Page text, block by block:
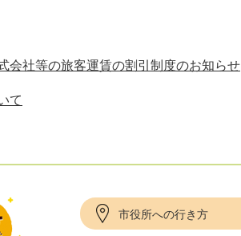
会社等の旅客運賃の割引制度のお知らせ
て
市役所への行き方